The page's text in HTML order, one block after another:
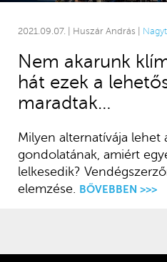
2021.09.07. | Huszár András |
Nem akarunk
hát ezek a
maradtak…
Milyen alternatívája lehet
gondolatának, amiért
lelkesedik?
elemzése. BŐVEBBEN >>>